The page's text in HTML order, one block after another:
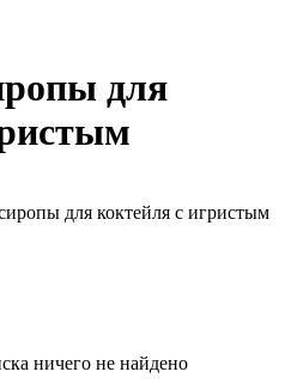
для
для коктейля с игристым
ничего не найдено